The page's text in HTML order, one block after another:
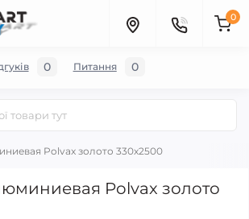
0
Polvax золото 330х2500
Polvax золото
0 Питання 0